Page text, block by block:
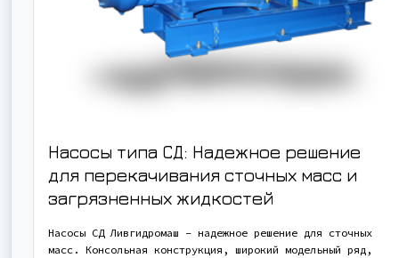
Насосы типа СД: Надежное решение
для перекачивания сточных масс и
загрязненных жидкостей
Насосы СД Ливгидромаш – надежное решение для сточных
масс. Консольная конструкция, широкий модельный ряд,